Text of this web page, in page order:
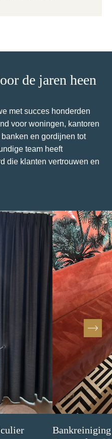
de jaren heen
met succes honderden
voor woningen, kantoren
en gordijnen tot
team heeft
die klanten vertrouwen en